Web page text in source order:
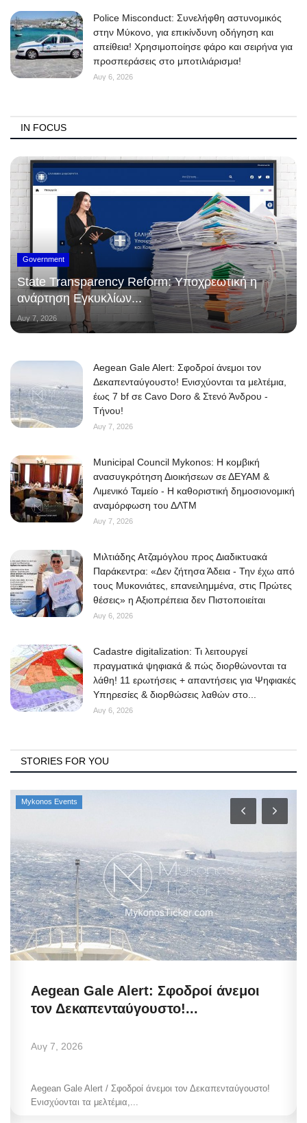
Police Misconduct: Συνελήφθη αστυνομικός
στην Μύκονο, για επικίνδυνη οδήγηση και
απείθεια! Χρησιμοποίησε φάρο και σειρήνα για
προσπεράσεις στο μποτιλιάρισμα!
Αυγ 6, 2026
IN FOCUS
Government
State Transparency Reform: Υποχρεωτική η
ανάρτηση Εγκυκλίων...
Αυγ 7, 2026
Aegean Gale Alert: Σφοδροί άνεμοι τον
Δεκαπενταύγουστο! Ενισχύονται τα μελτέμια,
έως 7 bf σε Cavo Doro & Στενό Άνδρου -
Τήνου!
Αυγ 7, 2026
Municipal Council Mykonos: Η κομβική
ανασυγκρότηση Διοικήσεων σε ΔΕΥΑΜ &
Λιμενικό Ταμείο - Η καθοριστική δημοσιονομική
αναμόρφωση του ΔΛΤΜ
Αυγ 7, 2026
Μιλτιάδης Ατζαμόγλου προς Διαδικτυακά
Παράκεντρα: «Δεν ζήτησα Άδεια - Την έχω από
τους Μυκονιάτες, επανειλημμένα, στις Πρώτες
θέσεις» η Αξιοπρέπεια δεν Πιστοποιείται
Αυγ 6, 2026
Cadastre digitalization: Τι λειτουργεί
πραγματικά ψηφιακά & πώς διορθώνονται τα
λάθη! 11 ερωτήσεις + απαντήσεις για Ψηφιακές
Υπηρεσίες & διορθώσεις λαθών στο...
Αυγ 6, 2026
STORIES FOR YOU
Mykonos Events
Aegean Gale Alert: Σφοδροί άνεμοι
τον Δεκαπενταύγουστο!...
Αυγ 7, 2026
Aegean Gale Alert / Σφοδροί άνεμοι τον Δεκαπενταύγουστο!
Ενισχύονται τα μελτέμια,...